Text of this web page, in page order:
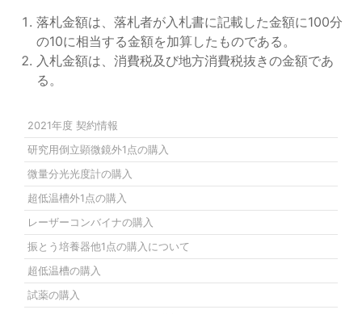
落札金額は、落札者が入札書に記載した金額に100分
の10に相当する金額を加算したものである。
入札金額は、消費税及び地方消費税抜きの金額であ
る。
2021年度 契約情報
研究用倒立顕微鏡外1点の購入
微量分光光度計の購入
超低温槽外1点の購入
レーザーコンバイナの購入
振とう培養器他1点の購入について
超低温槽の購入
試薬の購入